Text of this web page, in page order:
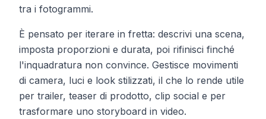
tra i fotogrammi.
È pensato per iterare in fretta: descrivi una scena,
imposta proporzioni e durata, poi rifinisci finché
l'inquadratura non convince. Gestisce movimenti
di camera, luci e look stilizzati, il che lo rende utile
per trailer, teaser di prodotto, clip social e per
trasformare uno storyboard in video.